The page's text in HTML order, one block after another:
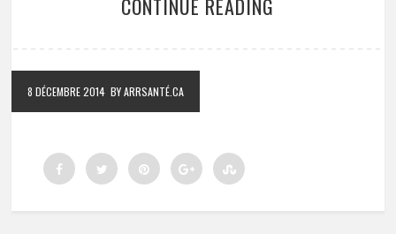
CONTINUE READING
8 DÉCEMBRE 2014 BY ARRSANTÉ.CA